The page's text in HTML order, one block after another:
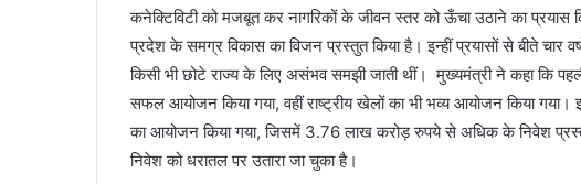
कनेक्टिविटी को मजबूत कर नागरिकों के जीवन स्तर को ऊँचा उठाने का प्रयास
प्रदेश के समग्र विकास का विजन प्रस्तुत किया है। इन्हीं प्रयासों से बीते चार
किसी भी छोटे राज्य के लिए असंभव समझी जाती थीं। मुख्यमंत्री ने कहा कि
सफल आयोजन किया गया, वहीं राष्ट्रीय खेलों का भी भव्य आयोजन किया गया।
का आयोजन किया गया, जिसमें 3.76 लाख करोड़ रुपये से अधिक के निवेश
निवेश को धरातल पर उतारा जा चुका है।